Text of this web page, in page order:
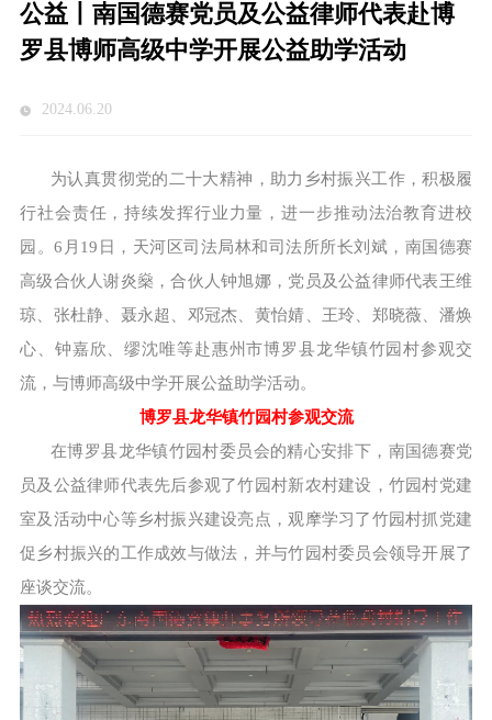
公益丨南国德赛党员及公益律师代表赴博
罗县博师高级中学开展公益助学活动
2024.06.20
为认真贯彻党的二十大精神，助力乡村振兴工作，积极履
行社会责任，持续发挥行业力量，进一步推动法治教育进校
园。6月19日，天河区司法局林和司法所所长刘斌，南国德赛
高级合伙人谢炎燊，合伙人钟旭娜，党员及公益律师代表王维
琼、张杜静、聂永超、邓冠杰、黄怡婧、王玲、郑晓薇、潘焕
心、钟嘉欣、缪沈唯等赴惠州市博罗县龙华镇竹园村参观交
流，与博师高级中学开展公益助学活动。
博罗县龙华镇竹园村参观交流
在博罗县龙华镇竹园村委员会的精心安排下，南国德赛党
员及公益律师代表先后参观了竹园村新农村建设，竹园村党建
室及活动中心等乡村振兴建设亮点，观摩学习了竹园村抓党建
促乡村振兴的工作成效与做法，并与竹园村委员会领导开展了
座谈交流。